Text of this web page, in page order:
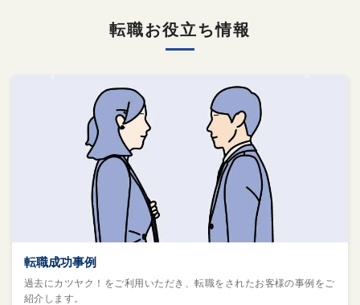
転職お役立ち情報
転職成功事例
過去にカツヤク！をご利用いただき、転職をされたお客様の事例をご
紹介します。